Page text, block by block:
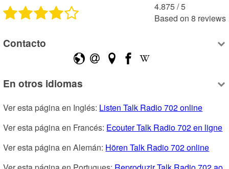
4.875 /5
Based on 8 reviews
Contacto
En otros idiomas
Ver esta página en Inglés: Listen Talk Radio 702 online
Ver esta página en Francés: Ecouter Talk Radio 702 en ligne
Ver esta página en Alemán: Hören Talk Radio 702 online